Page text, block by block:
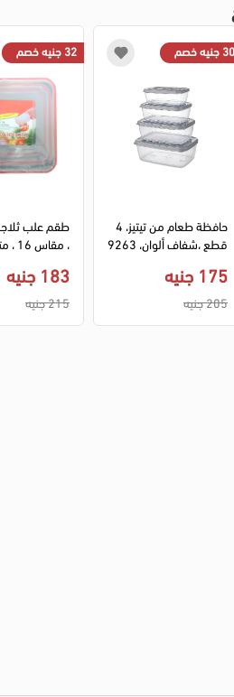
30 جنيه خصم
قطع ،شفاف ألوان، 9263
175 جنيه
205 جنيه
32 جنيه خصم
،
183 جنيه
215 جنيه